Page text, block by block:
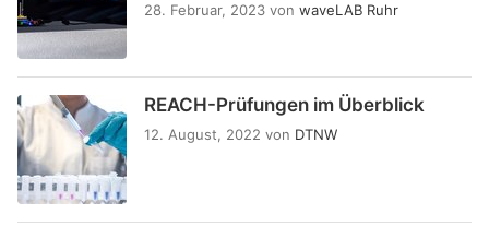
28. Februar, 2023 von waveLAB Ruhr
REACH-Prüfungen im Überblick
12. August, 2022 von DTNW